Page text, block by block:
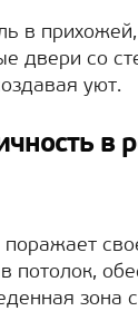
в прихожей,
двери со
уют.
в
поражает
потолок,
зона